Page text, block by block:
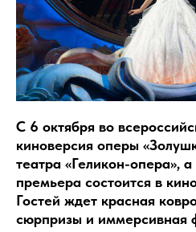
С 6 октября во
киноверсия оперы
театра «Геликон-опера»,
премьера состоится в
Гостей ждет красная
сюрпризы и иммерсивная